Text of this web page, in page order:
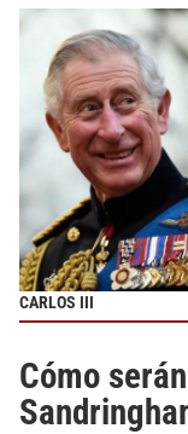
CARLOS III
Cómo